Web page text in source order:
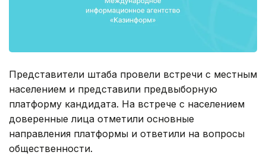
Представители штаба провели встречи с местным
населением и представили предвыборную
платформу кандидата. На встрече с населением
доверенные лица отметили основные
направления платформы и ответили на вопросы
общественности.